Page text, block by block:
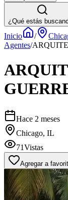
¿Qué estás
Inicio /
Agentes/
Hace 2 meses
Chicago, IL
71Vistas
Agregar a